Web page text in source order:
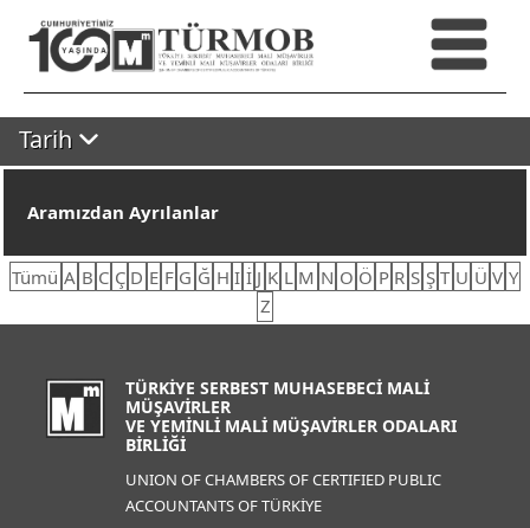
Tarih
Aramızdan Ayrılanlar
Tümü A B C Ç D E F G Ğ H I İ J K L M N O Ö P R S Ş T U Ü V Y
Z
TÜRKİYE SERBEST MUHASEBECİ MALİ
MÜŞAVİRLER
VE YEMİNLİ MALİ MÜŞAVİRLER ODALARI
BİRLİĞİ
UNION OF CHAMBERS OF CERTIFIED PUBLIC
ACCOUNTANTS OF TÜRKİYE